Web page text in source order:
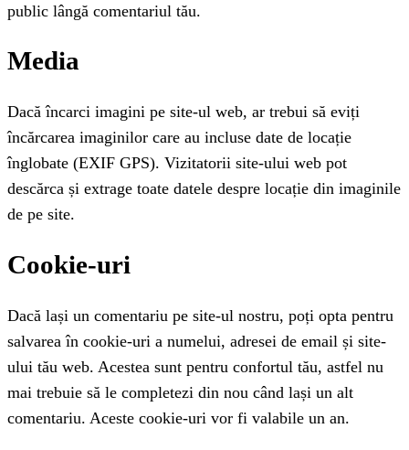
public lângă comentariul tău.
Media
Dacă încarci imagini pe site-ul web, ar trebui să eviți
încărcarea imaginilor care au incluse date de locație
înglobate (EXIF GPS). Vizitatorii site-ului web pot
descărca și extrage toate datele despre locație din imaginile
de pe site.
Cookie-uri
Dacă lași un comentariu pe site-ul nostru, poți opta pentru
salvarea în cookie-uri a numelui, adresei de email și site-
ului tău web. Acestea sunt pentru confortul tău, astfel nu
mai trebuie să le completezi din nou când lași un alt
comentariu. Aceste cookie-uri vor fi valabile un an.